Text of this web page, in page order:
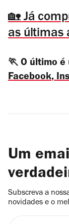
🏡 Já
as últimas
🏃 O último é
Facebook,
Um
Subscreva a
novidades e o